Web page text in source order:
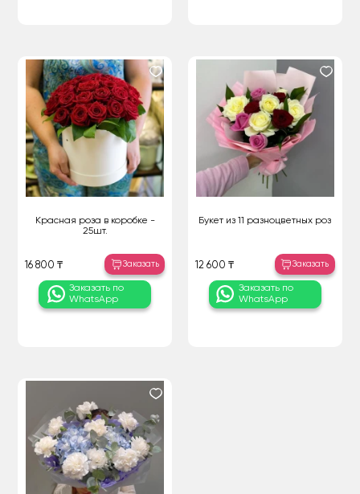
Красная роза в коробке -
25шт.
16 800 ₸ Заказать
Заказать по
WhatsApp
Букет из 11 разноцветных роз
12 600 ₸ Заказать
Заказать по
WhatsApp